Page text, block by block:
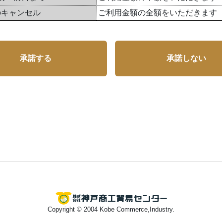
ャンセル
ご利用金額の全額をいただきます
承諾する 承諾しない
Copyright © 2004 Kobe Commerce,Industry.